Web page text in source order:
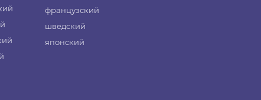
французский
шведский
японский